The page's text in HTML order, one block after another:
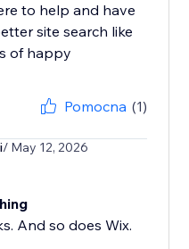
to help and have
site search like
of happy
Pomocna (1)
/ May 12, 2026
And so does Wix.